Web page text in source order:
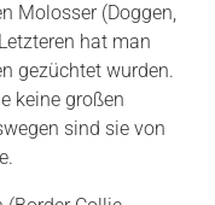
Molosser (Doggen,
hat man
gezüchtet wurden.
keine großen
sind sie von